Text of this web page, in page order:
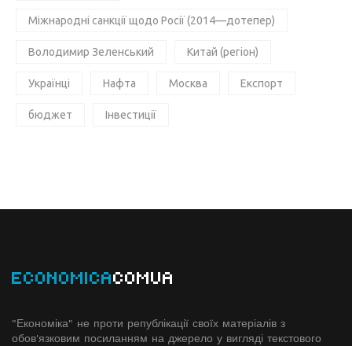
Міжнародні санкції щодо Росії (2014—дотепер)
Володимир Зеленський Китай (регіон)
Українці Нафта Москва Експорт
бюджет Інвестиції
ECONOMICACOMUA
"Економіка" не проти републікації своїх матеріалів з
обов'язковим посиланням на джерело у вигляді текстового